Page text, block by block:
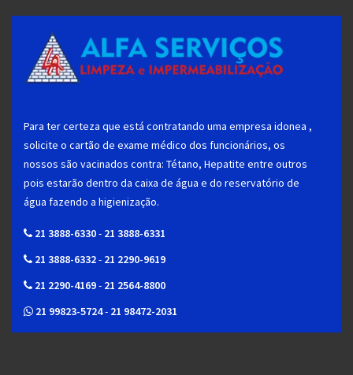
Para ter certeza que está contratando uma empresa idonea ,
solicite o cartão de exame médico dos funcionários, os
nossos são vacinados contra: Tétano, Hepatite entre outros
pois estarão dentro da caixa de água e do reservatório de
água fazendo a higienização.
21 3888-6330- 21 3888-6331
21 3888-6332- 21 2290-9619
21 2290-4169- 21 2564-8800
21 99823-5724- 21 98472-2031